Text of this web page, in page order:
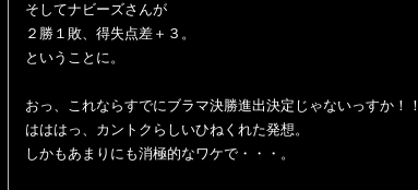
そしてナビーズさんが
２勝１敗、得失点差＋３。
ということに。
おっ、これならすでにブラマ決勝進出決定じゃないっすか！！
はははっ、カントクらしいひねくれた発想。
しかもあまりにも消極的なワケで・・・。